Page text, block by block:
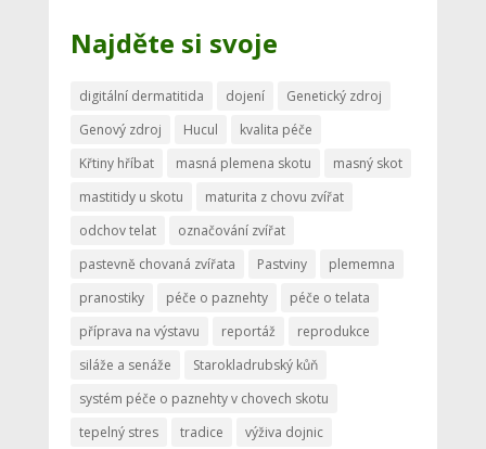
Najděte si svoje
digitální dermatitida dojení
Genetický zdroj
Genový zdroj
Hucul
kvalita péče
Křtiny hříbat
masná plemena skotu
masný skot
mastitidy u skotu
maturita z chovu zvířat
odchov telat
označování zvířat
pastevně chovaná zvířata
Pastviny
plememna
pranostiky
péče o paznehty
péče o telata
příprava na výstavu
reportáž
reprodukce
siláže a senáže
Starokladrubský kůň
systém péče o paznehty v chovech skotu
tepelný stres
tradice výživa dojnic